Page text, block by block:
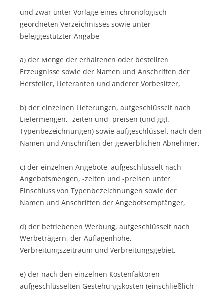
und zwar unter Vorlage eines chronologisch
geordneten Verzeichnisses sowie unter
beleggestützter Angabe
a) der Menge der erhaltenen oder bestellten
Erzeugnisse sowie der Namen und Anschriften der
Hersteller, Lieferanten und anderer Vorbesitzer,
b) der einzelnen Lieferungen, aufgeschlüsselt nach
Liefermengen, -zeiten und -preisen (und ggf.
Typenbezeichnungen) sowie aufgeschlüsselt nach den
Namen und Anschriften der gewerblichen Abnehmer,
c) der einzelnen Angebote, aufgeschlüsselt nach
Angebotsmengen, -zeiten und -preisen unter
Einschluss von Typenbezeichnungen sowie der
Namen und Anschriften der Angebotsempfänger,
d) der betriebenen Werbung, aufgeschlüsselt nach
Werbeträgern, der Auflagenhöhe,
Verbreitungszeitraum und Verbreitungsgebiet,
e) der nach den einzelnen Kostenfaktoren
aufgeschlüsselten Gestehungskosten (einschließlich